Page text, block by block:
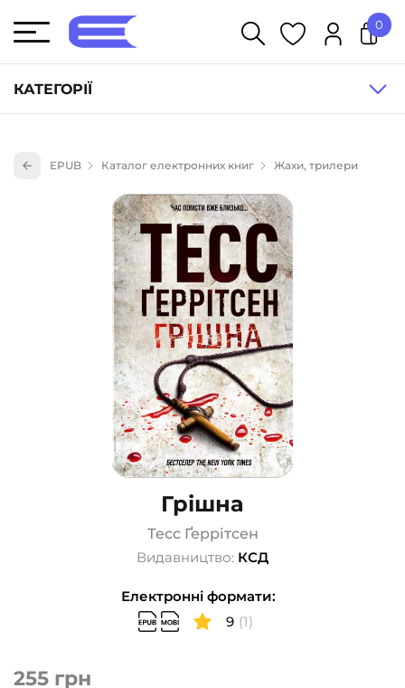
КАТЕГОРІЇ
Книги для дітей (836)
Книги для підлітків (240)
Науково-популярна література (1015)
Навчальна література та посібники (527)
Енциклопедії, довідники, словники (55)
Подарункові сертифікати (1)
0
EPUB Каталог електронних книг Жахи, трилери
Грішна
Тесс Ґеррітсен
Видавництво: КСД
Електронні формати:
9 (1)
255 грн